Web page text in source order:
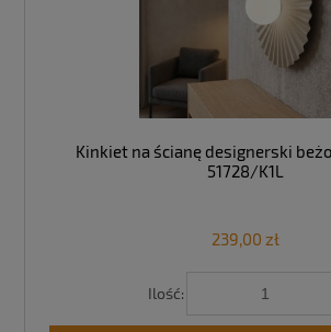
Kinkiet na ścianę designerski
51728/K1L
239,00 zł
Ilość: